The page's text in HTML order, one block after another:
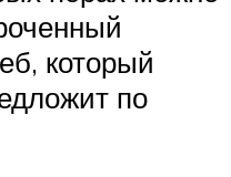
который
по